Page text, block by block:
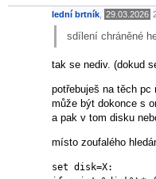
lední brtník 29.03.2026
sdílení chráněné
tak se nediv. (dokud
potřebuješ na těch
může být dokonce s
a pak v tom disku
místo zoufalého
set disk=X: